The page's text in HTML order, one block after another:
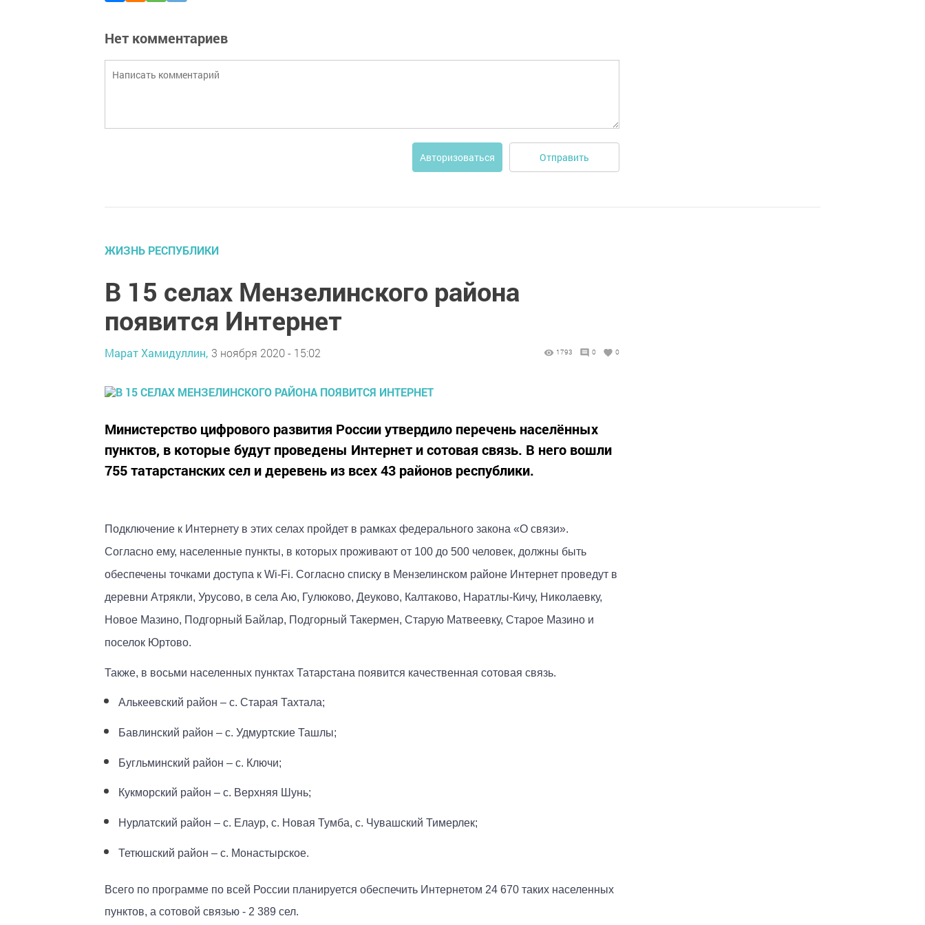
Нет комментариев
Авторизоваться Отправить
ЖИЗНЬ РЕСПУБЛИКИ
В 15 селах Мензелинского района
появится Интернет
Марат Хамидуллин, 3 ноября 2020 - 15:02 1793 0 0
Министерство цифрового развития России утвердило перечень населённых
пунктов, в которые будут проведены Интернет и сотовая связь. В него вошли
755 татарстанских сел и деревень из всех 43 районов республики.
Подключение к Интернету в этих селах пройдет в рамках федерального закона «О связи».
Согласно ему, населенные пункты, в которых проживают от 100 до 500 человек, должны быть
обеспечены точками доступа к Wi-Fi. Согласно списку в Мензелинском районе Интернет проведут в
деревни Атрякли, Урусово, в села Аю, Гулюково, Деуково, Калтаково, Наратлы-Кичу, Николаевку,
Новое Мазино, Подгорный Байлар, Подгорный Такермен, Старую Матвеевку, Старое Мазино и
поселок Юртово.
Также, в восьми населенных пунктах Татарстана появится качественная сотовая связь.
Алькеевский район – с. Старая Тахтала;
Бавлинский район – с. Удмуртские Ташлы;
Бугльминский район – с. Ключи;
Кукморский район – с. Верхняя Шунь;
Нурлатский район – с. Елаур, с. Новая Тумба, с. Чувашский Тимерлек;
Тетюшский район – с. Монастырское.
Всего по программе по всей России планируется обеспечить Интернетом 24 670 таких населенных
пунктов, а сотовой связью - 2 389 сел.